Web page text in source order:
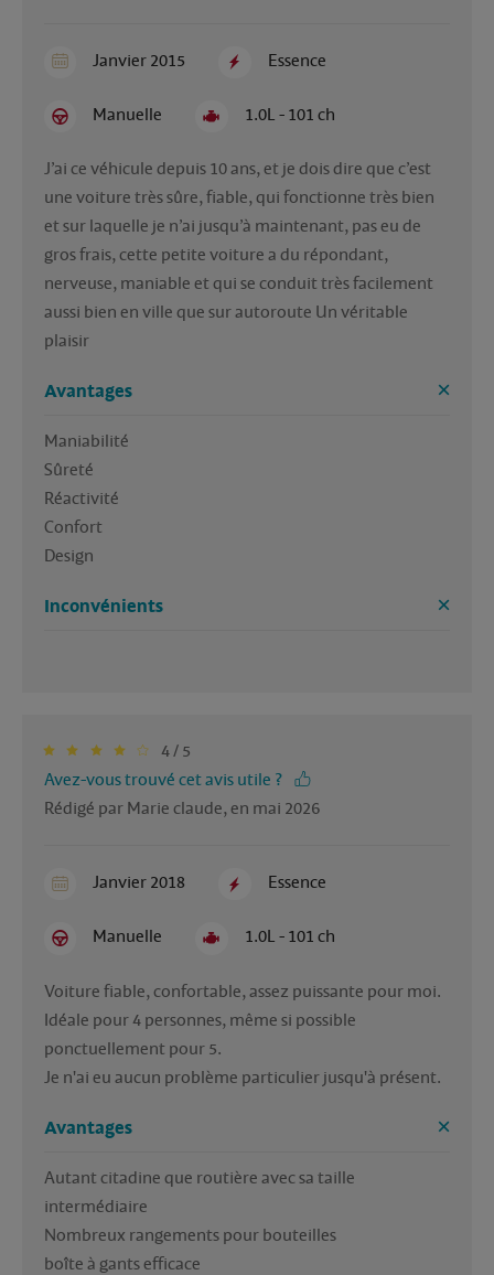
Janvier 2015 Essence
Manuelle 1.0L - 101 ch
J’ai ce véhicule depuis 10 ans, et je dois dire que c’est
une voiture très sûre, fiable, qui fonctionne très bien
et sur laquelle je n’ai jusqu’à maintenant, pas eu de
gros frais, cette petite voiture a du répondant,
nerveuse, maniable et qui se conduit très facilement
aussi bien en ville que sur autoroute Un véritable
plaisir
Avantages
Maniabilité
Sûreté
Réactivité
Confort
Inconvénients
4 / 5
Avez-vous trouvé cet avis utile ?
Rédigé par Marie claude, en mai 2026
Janvier 2018 Essence
Manuelle 1.0L - 101 ch
Voiture fiable, confortable, assez puissante pour moi.
Idéale pour 4 personnes, même si possible
ponctuellement pour 5.
Avantages
Autant citadine que routière avec sa taille
intermédiaire
Nombreux rangements pour bouteilles
boîte à gants efficace